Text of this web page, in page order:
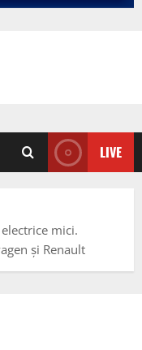
LIVE
mici.
și Renault